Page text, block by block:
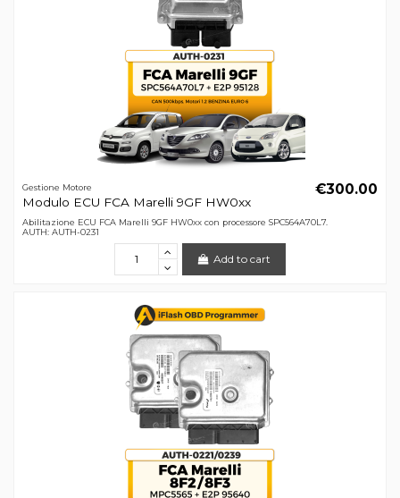
Gestione Motore
Modulo ECU FCA Marelli 9GF HW0xx
€300.00
Abilitazione ECU FCA Marelli 9GF HW0xx con processore SPC564A70L7.
AUTH: AUTH-0231
Add to cart